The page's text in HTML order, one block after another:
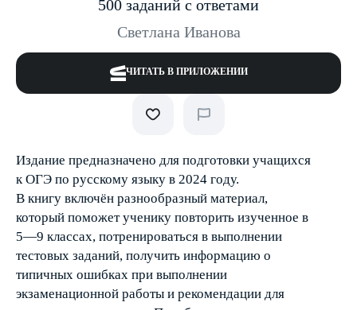
500 заданий с ответами
Светлана Иванова
ЧИТАТЬ В ПРИЛОЖЕНИИ
Издание предназначено для подготовки учащихся
к ОГЭ по русскому языку в 2024 году.
В книгу включён разнообразный материал,
который поможет ученику повторить изученное в
5—9 классах, потренироваться в выполнении
тестовых заданий, получить информацию о
типичных ошибках при выполнении
экзаменационной работы и рекомендации для